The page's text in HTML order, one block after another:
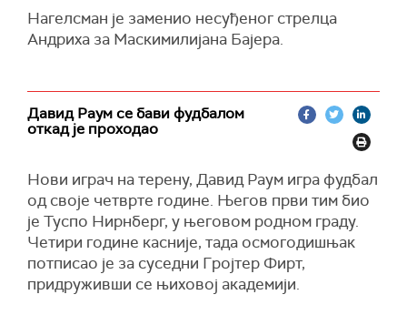
Нагелсман је заменио несуђеног стрелца
Андриха за Маскимилијана Бајера.
Давид Раум се бави фудбалом
откад је проходао
Нови играч на терену, Давид Раум игра фудбал
од своје четврте године. Његов први тим био
је Туспо Нирнберг, у његовом родном граду.
Четири године касније, тада осмогодишњак
потписао је за суседни Гројтер Фирт,
придруживши се њиховој академији.